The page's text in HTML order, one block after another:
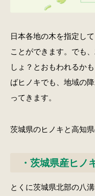
日本各地の木を指定し
ことができます。でも
しょ？とおもわれるか
ばヒノキでも、地域の
ってきます。
茨城県のヒノキと高知
・茨城県産ヒノ
とくに茨城県北部の八